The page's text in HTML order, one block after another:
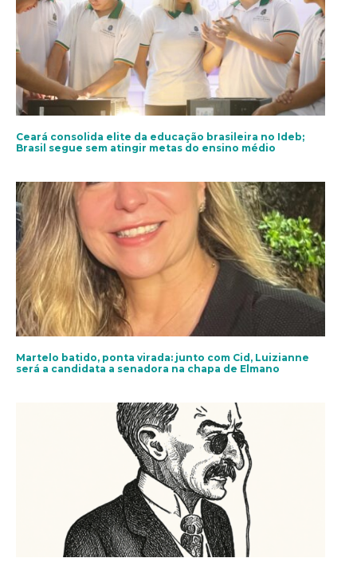
Ceará consolida elite da educação brasileira no Ideb;
Brasil segue sem atingir metas do ensino médio
Martelo batido, ponta virada: junto com Cid, Luizianne
será a candidata a senadora na chapa de Elmano